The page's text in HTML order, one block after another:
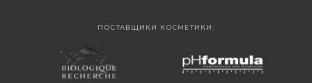
ПОСТАВЩИКИ КОСМЕТИКИ: